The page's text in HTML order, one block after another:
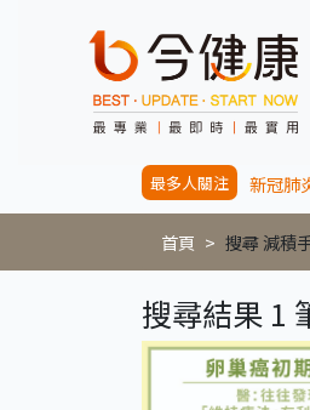
最多人關注 新冠肺
首頁 搜尋 減積
搜尋結果 1